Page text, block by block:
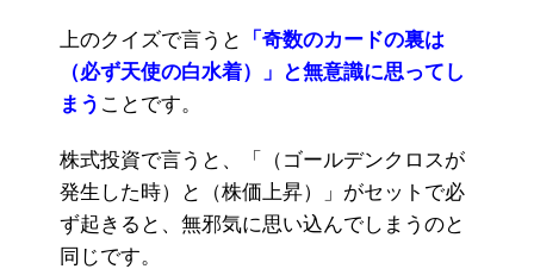
上のクイズで言うと
「奇数のカードの裏は
（必ず天使の白水着）」と無意識に思ってし
まう ことです。
株式投資で言うと、「（ゴールデンクロスが
発生した時）と（株価上昇）」がセットで必
ず起きると、無邪気に思い込んでしまうのと
同じです。